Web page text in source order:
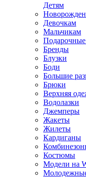
Детям
Девочкам
Мальчикам
Бренды
Блузки
Боди
Большие
Брюки
Верхняя
Водолазки
Джемперы
Жакеты
Жилеты
Кардиганы
Костюмы
Модели на